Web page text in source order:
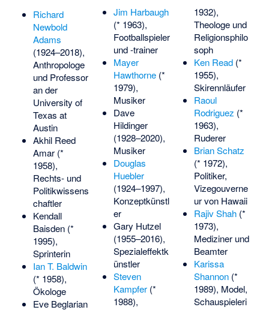
Richard
Newbold
Adams
(1924–2018),
Anthropologe
und Professor
an der
University of
Texas at
Austin
Akhil Reed
Amar(*
1958),
Rechts- und
Politikwissens
chaftler
Kendall
Baisden(*
1995),
Sprinterin
Ian T. Baldwin
(* 1958),
Ökologe
Eve Beglarian
Jim Harbaugh
(* 1963),
Footballspieler
und -trainer
Mayer
Hawthorne(*
1979),
Musiker
Dave
Hildinger
(1928–2020),
Musiker
Douglas
Huebler
(1924–1997),
Konzeptkünstl
er
Gary Hutzel
(1955–2016),
Spezialeffektk
ünstler
Steven
Kampfer(*
1988),
1932),
Theologe und
Religionsphilo
soph
Ken Read(*
1955),
Skirennläufer
Raoul
Rodriguez (*
1963),
Ruderer
Brian Schatz
(* 1972),
Politiker,
Vizegouverne
ur von Hawaii
Rajiv Shah(*
1973),
Mediziner und
Beamter
Karissa
Shannon(*
1989), Model,
Schauspieleri